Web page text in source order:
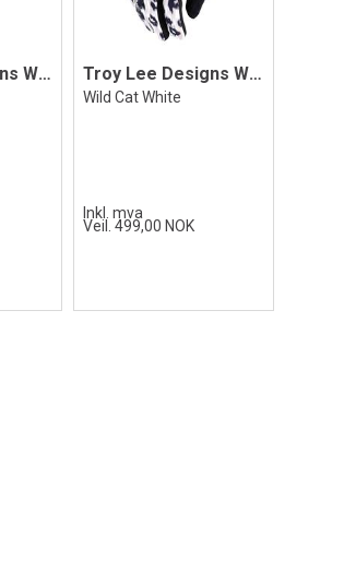
Troy Lee Designs WMNS Luxe Glove Troy Lee Designs WMNS Luxe Glove
Wild Cat White
Inkl. mva
Veil. 499,00 NOK